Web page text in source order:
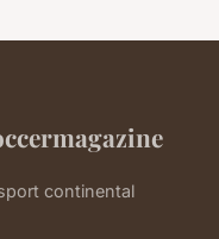
continental